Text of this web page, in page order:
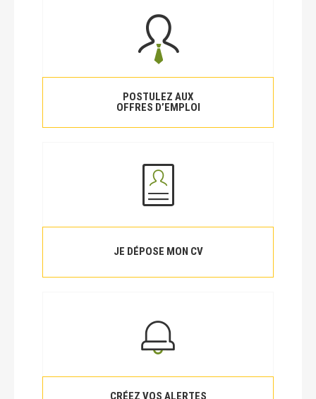
POSTULEZ AUX
OFFRES D’EMPLOI
JE DÉPOSE MON CV
CRÉEZ VOS ALERTES